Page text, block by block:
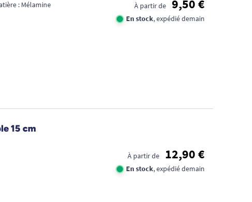
: Mélamine À partir de 9,50 €
En stock, expédié demain
15 cm
À partir de
12,90 €
En stock, expédié demain